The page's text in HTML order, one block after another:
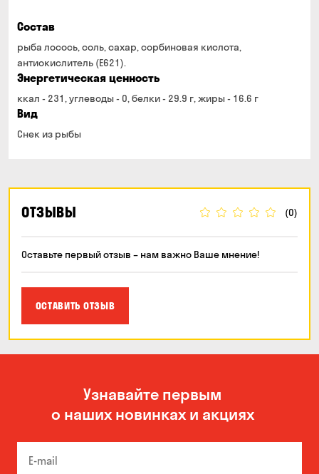
Состав
рыба лосось, соль, сахар, сорбиновая кислота,
антиокислитель (Е621).
Энергетическая ценность
ккал - 231, углеводы - 0, белки - 29.9 г, жиры - 16.6 г
Вид
Снек из рыбы
ОТЗЫВЫ (0)
Оставьте первый отзыв – нам важно Ваше мнение!
ОСТАВИТЬ ОТЗЫВ
Узнавайте первым
о наших новинках и акциях